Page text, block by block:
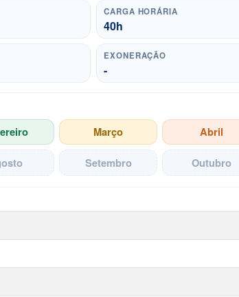
CARGA HORÁRIA
40h
EXONERAÇÃO
-
Março Abril
Setembro Outubro
selecionada